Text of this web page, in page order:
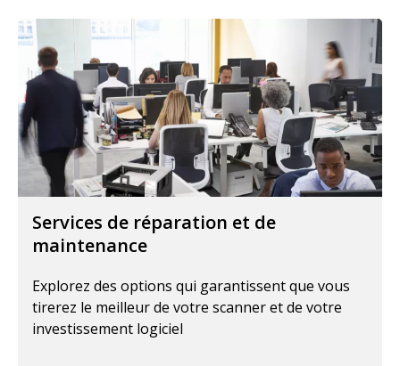
Services de réparation et de
maintenance
Explorez des options qui garantissent que vous
tirerez le meilleur de votre scanner et de votre
investissement logiciel